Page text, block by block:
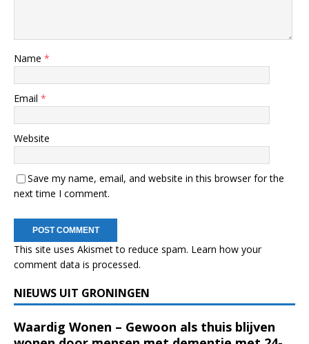
Name *
Email *
Website
Save my name, email, and website in this browser for the
next time I comment.
This site uses Akismet to reduce spam. Learn how your
comment data is processed.
NIEUWS UIT GRONINGEN
Waardig Wonen – Gewoon als thuis blijven